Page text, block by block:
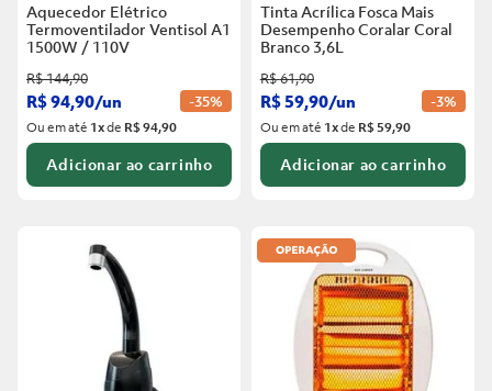
Aquecedor Elétrico
Termoventilador Ventisol A1
1500W / 110V
R$144,90
R$94,90/un -35%
Ou em até 1xde R$ 94,90
Adicionar ao carrinho
Tinta Acrílica Fosca Mais
Desempenho Coralar Coral
Branco 3,6L
R$61,90
R$59,90/un -3%
Ou em até 1xde R$ 59,90
Adicionar ao carrinho